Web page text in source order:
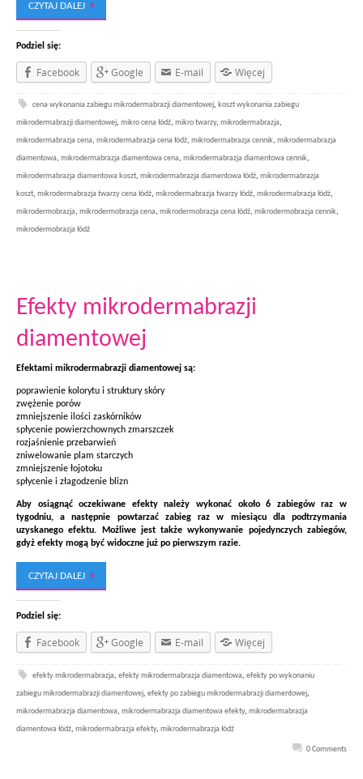
CZYTAJ DALEJ
Podziel się:
Facebook Google E-mail Więcej
cena wykonania zabiegu mikrodermabrazji diamentowej,koszt wykonania zabiegu
mikrodermabrazji diamentowej, mikro cena łódź, mikro twarzy, mikrodermabrazja,
mikrodermabrazja cena, mikrodermabrazja cena łódź, mikrodermabrazja cennik, mikrodermabrazja
diamentowa, mikrodermabrazja diamentowa cena, mikrodermabrazja diamentowa cennik,
mikrodermabrazja diamentowa koszt, mikrodermabrazja diamentowa łódź, mikrodermabrazja
koszt, mikrodermabrazja twarzy cena łódź, mikrodermabrazja twarzy łódź, mikrodermabrazja łódź,
mikrodermobrazja, mikrodermobrazja cena, mikrodermobrazja cena łódź, mikrodermobrazja cennik,
mikrodermobrazja łódź
Efekty mikrodermabrazji
diamentowej
Efektami mikrodermabrazji diamentowej są:
poprawienie kolorytu i struktury skóry
zwężenie porów
zmniejszenie ilości zaskórników
spłycenie powierzchownych zmarszczek
rozjaśnienie przebarwień
zniwelowanie plam starczych
zmniejszenie łojotoku
spłycenie i złagodzenie blizn
Aby osiągnąć oczekiwane efekty należy wykonać około 6 zabiegów raz w
tygodniu, a następnie powtarzać zabieg raz w miesiącu dla podtrzymania
uzyskanego efektu. Możliwe jest także wykonywanie pojedynczych zabiegów,
gdyż efekty mogą być widoczne już po pierwszym razie.
CZYTAJ DALEJ
Podziel się:
Facebook Google E-mail Więcej
efekty mikrodermabrazja,efekty mikrodermabrazja diamentowa,efekty po wykonaniu
zabiegu mikrodermabrazji diamentowej, efekty po zabiegu mikrodermabrazji diamentowej,
mikrodermabrazja diamentowa, mikrodermabrazja diamentowa efekty, mikrodermabrazja
diamentowa łódź, mikrodermabrazja efekty, mikrodermabrazja łódź
0 Comments